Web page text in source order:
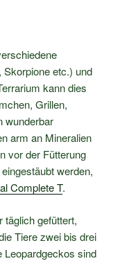
etc.) und
kann dies
Grillen,
wunderbar
arm an Mineralien
vor der Fütterung
werden,
Complete T.
täglich gefüttert,
Tiere zwei bis drei
Leopardgeckos sind